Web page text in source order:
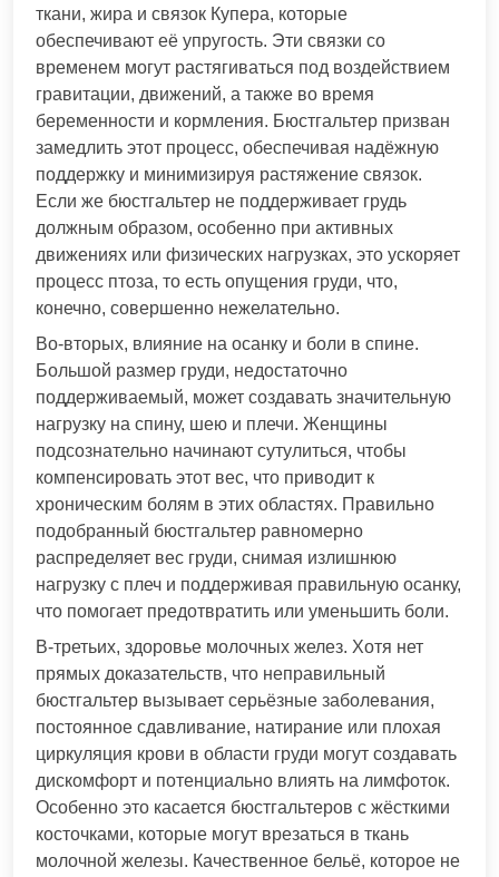
ткани, жира и связок Купера, которые
обеспечивают её упругость. Эти связки со
временем могут растягиваться под воздействием
гравитации, движений, а также во время
беременности и кормления. Бюстгальтер призван
замедлить этот процесс, обеспечивая надёжную
поддержку и минимизируя растяжение связок.
Если же бюстгальтер не поддерживает грудь
должным образом, особенно при активных
движениях или физических нагрузках, это ускоряет
процесс птоза, то есть опущения груди, что,
конечно, совершенно нежелательно.
Во-вторых, влияние на осанку и боли в спине.
Большой размер груди, недостаточно
поддерживаемый, может создавать значительную
нагрузку на спину, шею и плечи. Женщины
подсознательно начинают сутулиться, чтобы
компенсировать этот вес, что приводит к
хроническим болям в этих областях. Правильно
подобранный бюстгальтер равномерно
распределяет вес груди, снимая излишнюю
нагрузку с плеч и поддерживая правильную осанку,
что помогает предотвратить или уменьшить боли.
В-третьих, здоровье молочных желез. Хотя нет
прямых доказательств, что неправильный
бюстгальтер вызывает серьёзные заболевания,
постоянное сдавливание, натирание или плохая
циркуляция крови в области груди могут создавать
дискомфорт и потенциально влиять на лимфоток.
Особенно это касается бюстгальтеров с жёсткими
косточками, которые могут врезаться в ткань
молочной железы. Качественное бельё, которое не